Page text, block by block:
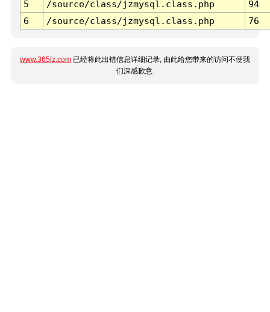
5
/source/class/jzmysql.class.php
94
6
/source/class/jzmysql.class.php 76
www.365jz.com 已经将此出错信息详细记录, 由此给您带来的访问不便我
们深感歉意.